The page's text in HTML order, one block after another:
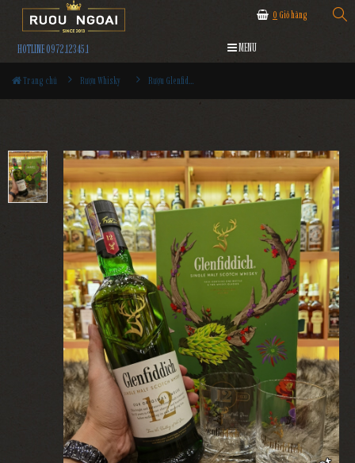
0 Giỏ hàng
HOTLINE 0972.12345.1 MENU
Trang chủ Rượu Whisky Rượu Glenfiddich 12YO Hộp Quà 2024